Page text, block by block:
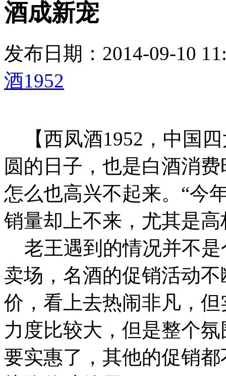
酒成新宠
发布日期：2014-09-10
酒1952
【西凤酒1952，中国
圆的日子，也是白酒消
怎么也高兴不起来。“今
销量却上不来，尤其是高
老王遇到的情况并不是
卖场，名酒的促销活动
价，看上去热闹非凡，
力度比较大，但是整个
要实惠了，其他的促销